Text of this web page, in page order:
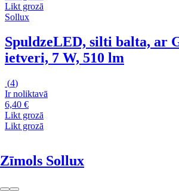
Likt grozā
Sollux
SpuldzeLED, silti balta, ar
ietveri, 7 W, 510 lm
(4)
Ir noliktavā
6,40 €
Likt grozā
Likt grozā
Zīmols Sollux